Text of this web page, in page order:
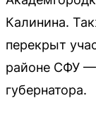
Калинина.
перекрыт
районе СФУ —
губернатора.